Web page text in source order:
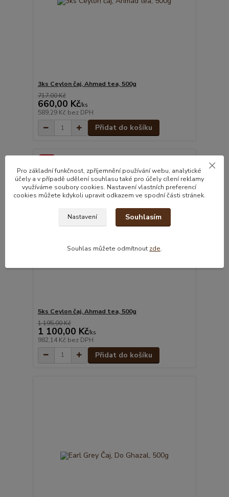
3ks Ceylon čaj, Ahmad tea, 500g
717,00 Kč
660,00 Kč/ks
589,29 Kč bez DPH
Přidat do košíku
Akce
5ks Ceylon čaj, Ahmad tea, 500g
1 195,00 Kč
1 100,00 Kč/ks
982,14 Kč bez DPH
Přidat do košíku
Pro základní funkčnost, zpříjemnění používání webu, analytické
účely a v případě udělení souhlasu také pro účely cílení reklamy
využíváme soubory cookies. Nastavení vlastních preferencí
cookies můžete kdykoli upravit odkazem ve spodní části stránek.
Nastavení Souhlasím
Souhlas můžete odmítnout zde.